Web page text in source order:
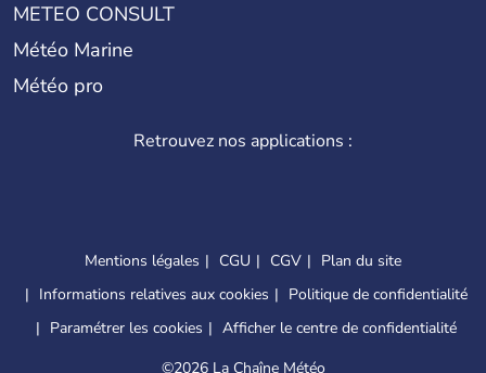
METEO CONSULT
Météo Marine
Météo pro
Retrouvez nos applications :
Mentions légales CGU CGV
Plan du site
Informations relatives aux cookies
Politique de confidentialité
Paramétrer les cookies
Afficher le centre de confidentialité
©2026 La Chaîne Météo